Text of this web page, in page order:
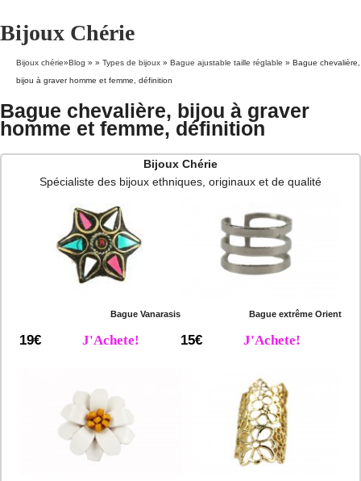
Bijoux Chérie
Bijoux chérie»Blog » » Types de bijoux » Bague ajustable taille réglable » Bague chevalière,
bijou à graver homme et femme, définition
Bague chevalière, bijou à graver
homme et femme, définition
Bijoux Chérie
Spécialiste des bijoux ethniques, originaux et de qualité
Bague Vanarasis
19€ J'Achete!
Bague extrême Orient
15€ J'Achete!